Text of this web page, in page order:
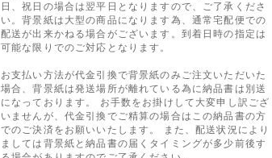
日、祝日の場合は翌平日となりますので、ご了承くださ
い。背景紙は大型の商品になります為、通常宅配便での
配送が出来かねる場合がございます。到着日時の指定は
可能な限りでのご対応となります。
お支払い方法が代金引換で背景紙のみご注文いただいた
場合、背景紙は発送場所が離れている為に納品書は別送
になっております。 お手数をお掛けして大変申し訳ござ
いませんが、代金引換でご精算の場合はこの納品書の方
でのご決済をお願いいたします。 また、配送状況により
ましては背景紙と納品書の届くタイミングが多少前後す